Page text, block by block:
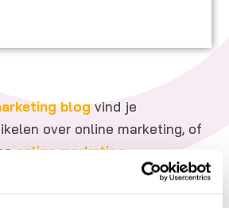
blog vind je
over online marketing, of
online marketing